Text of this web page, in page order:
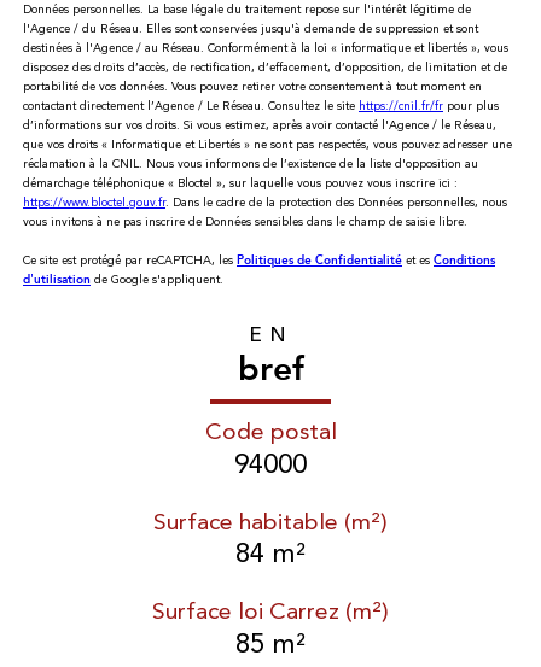
Données personnelles. La base légale du traitement repose sur l'intérêt légitime de
l'Agence / du Réseau. Elles sont conservées jusqu'à demande de suppression et sont
destinées à l'Agence / au Réseau. Conformément à la loi « informatique et libertés », vous
disposez des droits d’accès, de rectification, d’effacement, d’opposition, de limitation et de
portabilité de vos données. Vous pouvez retirer votre consentement à tout moment en
contactant directement l’Agence / Le Réseau. Consultez le site https://cnil.fr/fr pour plus
d’informations sur vos droits. Si vous estimez, après avoir contacté l'Agence / le Réseau,
que vos droits « Informatique et Libertés » ne sont pas respectés, vous pouvez adresser une
réclamation à la CNIL. Nous vous informons de l’existence de la liste d'opposition au
démarchage téléphonique « Bloctel », sur laquelle vous pouvez vous inscrire ici :
https://www.bloctel.gouv.fr. Dans le cadre de la protection des Données personnelles, nous
vous invitons à ne pas inscrire de Données sensibles dans le champ de saisie libre.
Ce site est protégé par reCAPTCHA, les Politiques de Confidentialité et es Conditions
d'utilisation de Google s'appliquent.
EN
bref
Code postal
94000
Surface habitable (m²)
84 m²
Surface loi Carrez (m²)
85 m²